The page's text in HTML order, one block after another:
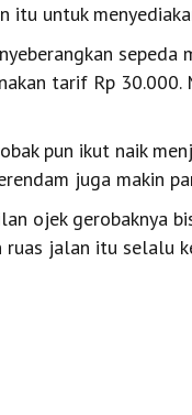
itu untuk
tarif Rp
pun ikut naik
juga makin
ojek gerobaknya
ruas jalan itu selalu